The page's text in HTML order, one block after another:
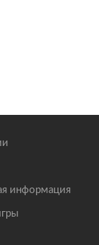
информация